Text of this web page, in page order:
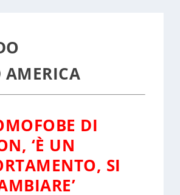
AMERICA
DI
‘È UN
SI